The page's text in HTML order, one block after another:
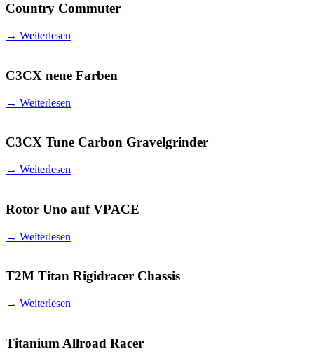
Country Commuter
→ Weiterlesen
C3CX neue Farben
→ Weiterlesen
C3CX Tune Carbon Gravelgrinder
→ Weiterlesen
Rotor Uno auf VPACE
→ Weiterlesen
T2M Titan Rigidracer Chassis
→ Weiterlesen
Titanium Allroad Racer